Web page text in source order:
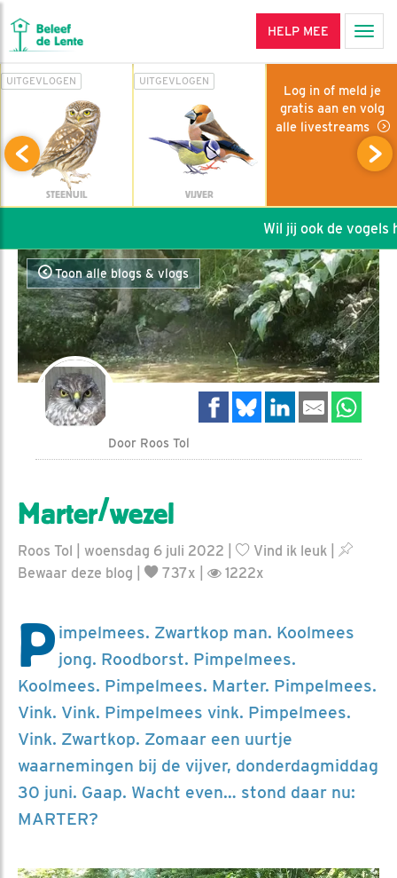
HELP MEE
UITGEVLOGEN
STEENUIL
UITGEVLOGEN
VIJVER
Log in of meld je
gratis aan en volg
alle livestreams
Wil jij ook de vogels
Toon alle blogs & vlogs
Door Roos Tol
Marter/wezel
Roos Tol | woensdag 6 juli 2022 | Vind ik leuk
Bewaar deze blog
737x | 1222x
P impelmees. Zwartkop man. Koolmees
jong. Roodborst. Pimpelmees.
Koolmees. Pimpelmees. Marter. Pimpelmees.
Vink. Vink. Pimpelmees vink. Pimpelmees.
Vink. Zwartkop. Zomaar een uurtje
waarnemingen bij de vijver, donderdagmiddag
30 juni. Gaap. Wacht even… stond daar nu:
MARTER?